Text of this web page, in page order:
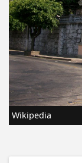
Wikipedia